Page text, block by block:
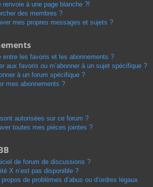
renvoie à une page blanche ?!
des membres ?
mes propres messages et sujets ?
entre les favoris et les abonnements ?
aux favoris ou m’abonner à un sujet spécifique ?
à un forum spécifique ?
mes abonnements ?
autorisées sur ce forum ?
toutes mes pièces jointes ?
de forum de discussions ?
X n’est pas disponible ?
de problèmes d’abus ou d’ordres légaux